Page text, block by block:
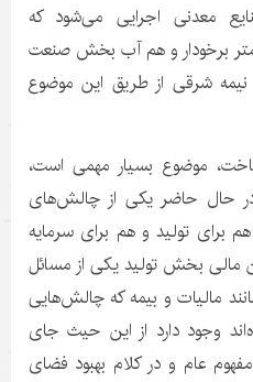
معدنی اجرایی می‌شود که
برخودار و هم آب بخش صنعت
شرقی از طریق این موضوع
موضوع بسیار مهمی است،
حال حاضر یکی از چالش‌های
تولید و هم برای سرمایه
مالی بخش تولید یکی از مسائل
مالیات و بیمه که چالش‌هایی
وجود دارد از این حیث جای
عام و در کلام بهبود فضای